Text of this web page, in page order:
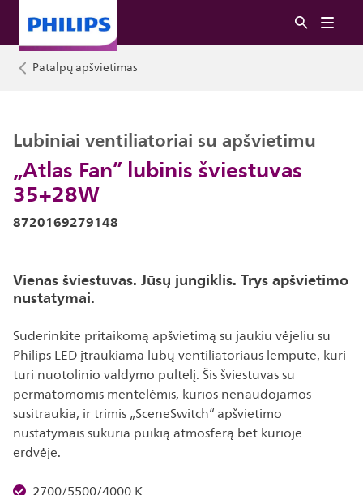
Patalpų apšvietimas
„Atlas Fan” lubinis šviestuvas
35+28W
Lubiniai ventiliatoriai su apšvietimu
8720169279148
Vienas šviestuvas. Jūsų jungiklis. Trys apšvietimo
nustatymai.
Suderinkite pritaikomą apšvietimą su jaukiu vėjeliu su
Philips LED įtraukiama lubų ventiliatoriaus lempute, kuri
turi nuotolinio valdymo pultelį. Šis šviestuvas su
permatomomis mentelėmis, kurios nenaudojamos
susitraukia, ir trimis „SceneSwitch“ apšvietimo
nustatymais sukuria puikią atmosferą bet kurioje
erdvėje.